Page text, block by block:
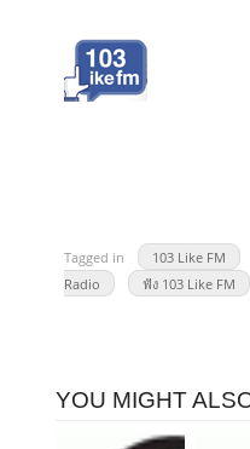
Tagged in 103 Like FM
Radio
ฟัง 103 Like FM
YOU MIGHT